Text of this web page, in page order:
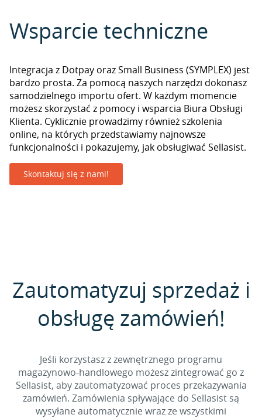
Wsparcie techniczne
Integracja z Dotpay oraz Small Business (SYMPLEX) jest
bardzo prosta. Za pomocą naszych narzędzi dokonasz
samodzielnego importu ofert. W każdym momencie
możesz skorzystać z pomocy i wsparcia Biura Obsługi
Klienta. Cyklicznie prowadzimy również szkolenia
online, na których przedstawiamy najnowsze
funkcjonalności i pokazujemy, jak obsługiwać Sellasist.
Skontaktuj się z nami!
Zautomatyzuj sprzedaż i
obsługę zamówień!
Jeśli korzystasz z zewnętrznego programu
magazynowo-handlowego możesz zintegrować go z
Sellasist, aby zautomatyzować proces przekazywania
zamówień. Zamówienia spływające do Sellasist są
wysyłane automatycznie wraz ze wszystkimi